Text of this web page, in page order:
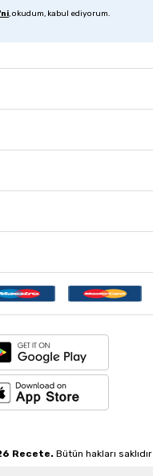
, okudum, kabul ediyorum.
Recete. Bütün hakları saklıdır